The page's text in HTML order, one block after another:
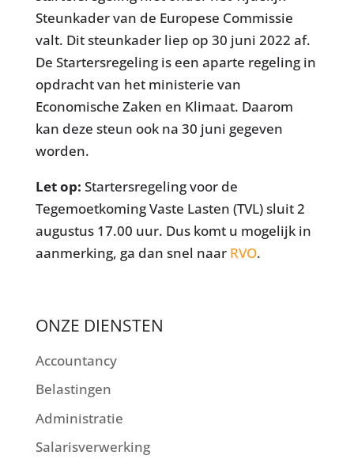
Steunkader van de Europese Commissie
valt. Dit steunkader liep op 30 juni 2022 af.
De Startersregeling is een aparte regeling in
opdracht van het ministerie van
Economische Zaken en Klimaat. Daarom
kan deze steun ook na 30 juni gegeven
worden.
Let op: Startersregeling voor de
Tegemoetkoming Vaste Lasten (TVL) sluit 2
augustus 17.00 uur. Dus komt u mogelijk in
aanmerking, ga dan snel naar RVO.
ONZE DIENSTEN
Accountancy
Belastingen
Administratie
Salarisverwerking